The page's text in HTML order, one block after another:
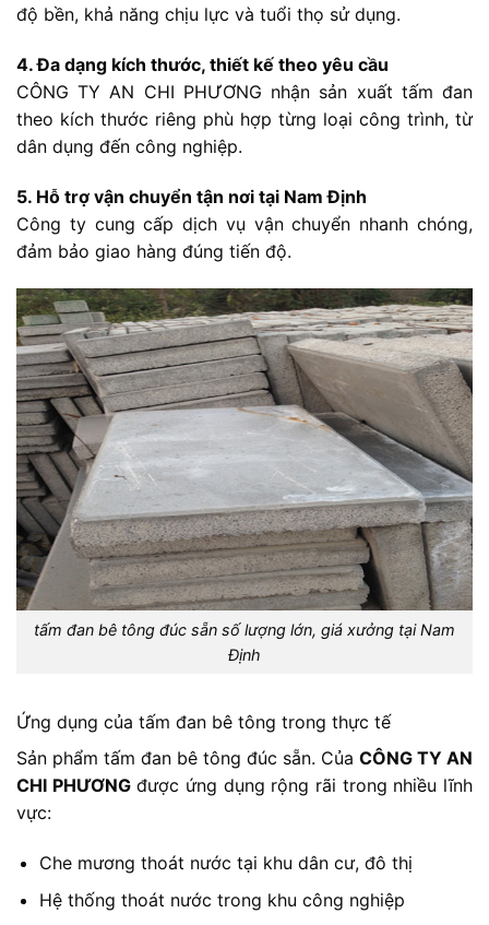
độ bền, khả năng chịu lực và tuổi thọ sử dụng.
4. Đa dạng kích thước, thiết kế theo yêu cầu
CÔNG TY AN CHI PHƯƠNG nhận sản xuất tấm đan
theo kích thước riêng phù hợp từng loại công trình, từ
dân dụng đến công nghiệp.
5. Hỗ trợ vận chuyển tận nơi tại Nam Định
Công ty cung cấp dịch vụ vận chuyển nhanh chóng,
đảm bảo giao hàng đúng tiến độ.
tấm đan bê tông đúc sẵn số lượng lớn, giá xưởng tại Nam
Định
Ứng dụng của tấm đan bê tông trong thực tế
Sản phẩm tấm đan bê tông đúc sẵn. Của CÔNG TY AN
CHI PHƯƠNGđược ứng dụng rộng rãi trong nhiều lĩnh
vực:
Che mương thoát nước tại khu dân cư, đô thị
Hệ thống thoát nước trong khu công nghiệp